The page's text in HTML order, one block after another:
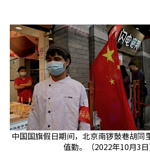
中国国旗假日期间，北京南锣鼓巷胡同
值勤。（2022年10月3日